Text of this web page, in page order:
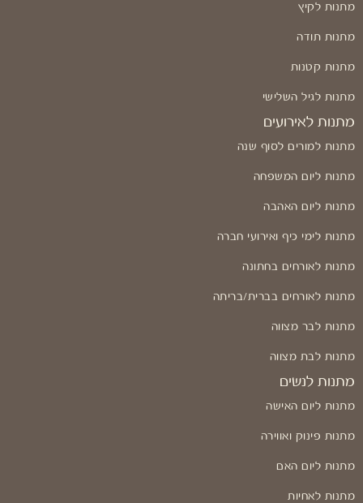
מתנות לקיץ
מתנות תודה
מתנות קטנות
מתנות לגיל השלישי
מתנות לאירועים
מתנות למורים לסוף שנה
מתנות ליום המשפחה
מתנות ליום האהבה
מתנות לימי כיף ואירועי חברה
מתנות לאורחים בחתונה
מתנות לאורחים בברית/בריתה
מתנות לבר מצווה
מתנות לבת מצווה
מתנות לנשים
מתנות ליום האישה
מתנות פינוק ואווירה
מתנות ליום האם
מתנות לאחיות